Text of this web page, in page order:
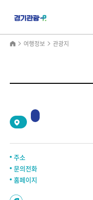
여행정보 관광지
주소
문의전화
홈페이지